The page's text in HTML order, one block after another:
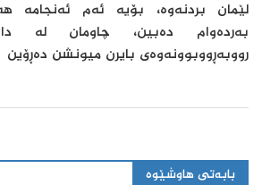
لێمان بردنەوە، بۆیە ئەم ئەنجامە
بەردەوام دەبین، چاومان لە
رووبەڕووبوونەوەی بایرن میونشن دەڕۆین
بابەتی هاوشێوە